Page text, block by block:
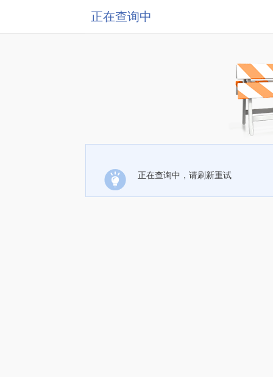
正在查询中
正在查询中，请刷新重试